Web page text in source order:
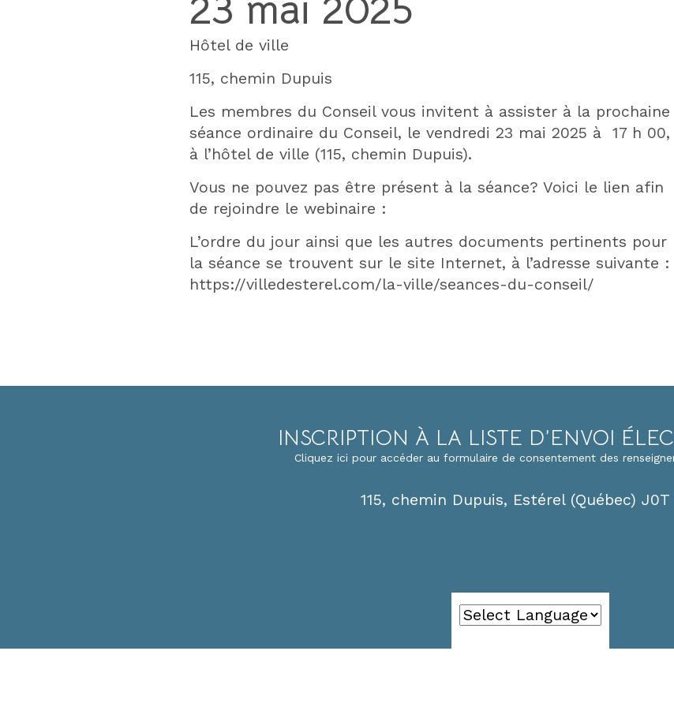
Hôtel de ville
115, chemin Dupuis
Les membres du Conseil vous invitent à assister à la prochaine
séance ordinaire du Conseil, le vendredi 23 mai 2025 à 17 h 00,
à l’hôtel de ville (115, chemin Dupuis).
Vous ne pouvez pas être présent à la séance? Voici le lien afin
de rejoindre le webinaire :
L’ordre du jour ainsi que les autres documents pertinents pour
la séance se trouvent sur le site Internet, à l’adresse suivante :
https://villedesterel.com/la-ville/seances-du-conseil/
INSCRIPTION À LA LISTE D’ENVOI
Cliquez ici pour accéder au formulaire de consentement des
115, chemin Dupuis, Estérel (Québec) J0T